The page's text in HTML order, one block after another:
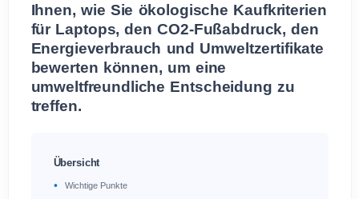
Ihnen, wie Sie ökologische Kaufkriterien
für Laptops, den CO2-Fußabdruck, den
Energieverbrauch und Umweltzertifikate
bewerten können, um eine
umweltfreundliche Entscheidung zu
treffen.
Übersicht
Wichtige Punkte